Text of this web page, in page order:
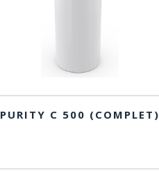
PURITY C 500 (COMPLET)